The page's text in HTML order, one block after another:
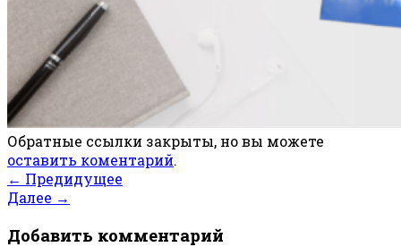
Обратные ссылки закрыты, но вы можете
оставить коментарий.
← Предидущее
Далее →
Добавить комментарий